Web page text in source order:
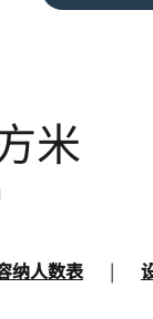
米
纳人数表 |